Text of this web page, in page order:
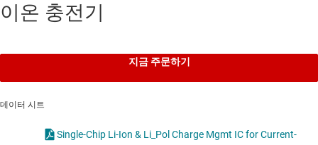
이온 충전기
지금 주문하기
데이터 시트
Single-Chip Li-Ion & Li_Pol Charge Mgmt IC for Current-